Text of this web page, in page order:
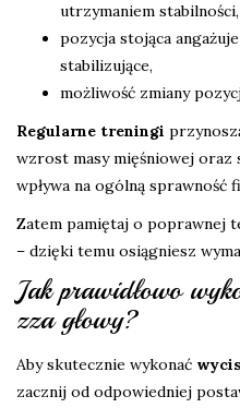
utrzymaniem stabilności,
pozycja stojąca
stabilizujące,
możliwość zmiany
Regularne treningi
wzrost masy mięśniowej oraz
wpływa na ogólną sprawność
Zatem pamiętaj o poprawnej
– dzięki temu osiągniesz
Jak prawidłowo
zza głowy?
Aby skutecznie wykonać
zacznij od odpowiedniej